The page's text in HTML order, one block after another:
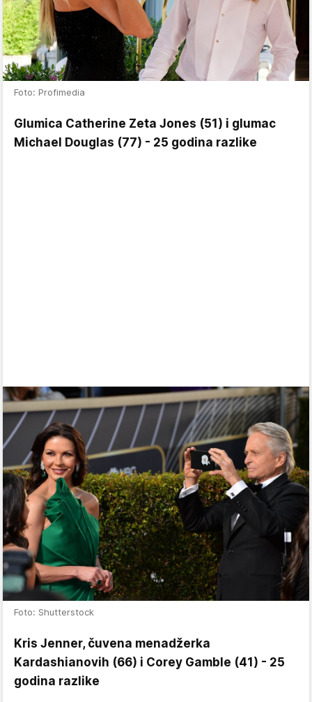
Foto: Profimedia
Glumica Catherine Zeta Jones (51) i glumac
Michael Douglas (77) - 25 godina razlike
Foto: Shutterstock
Kris Jenner, čuvena menadžerka
Kardashianovih (66) i Corey Gamble (41) - 25
godina razlike